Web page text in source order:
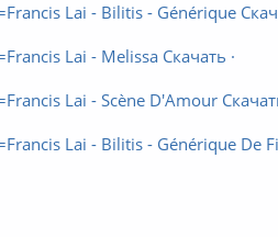
Lai - Bilitis - Générique
Lai - Melissa Скачать ·
Lai - Scène D'Amour
Lai - Bilitis - Générique De